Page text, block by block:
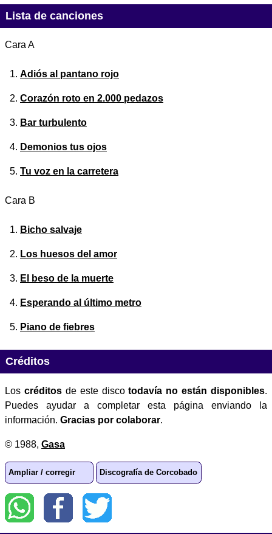
Lista de canciones
Cara A
Adiós al pantano rojo
Corazón roto en 2.000 pedazos
Bar turbulento
Demonios tus ojos
Tu voz en la carretera
Cara B
Bicho salvaje
Los huesos del amor
El beso de la muerte
Esperando al último metro
Piano de fiebres
Créditos
Los créditosde este discotodavía no están disponibles.
Puedes ayudar a completar esta página enviando la
información. Gracias por colaborar.
© 1988, Gasa
Ampliar / corregir Discografía de Corcobado